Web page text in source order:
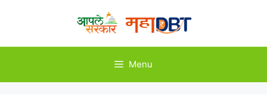
Menu